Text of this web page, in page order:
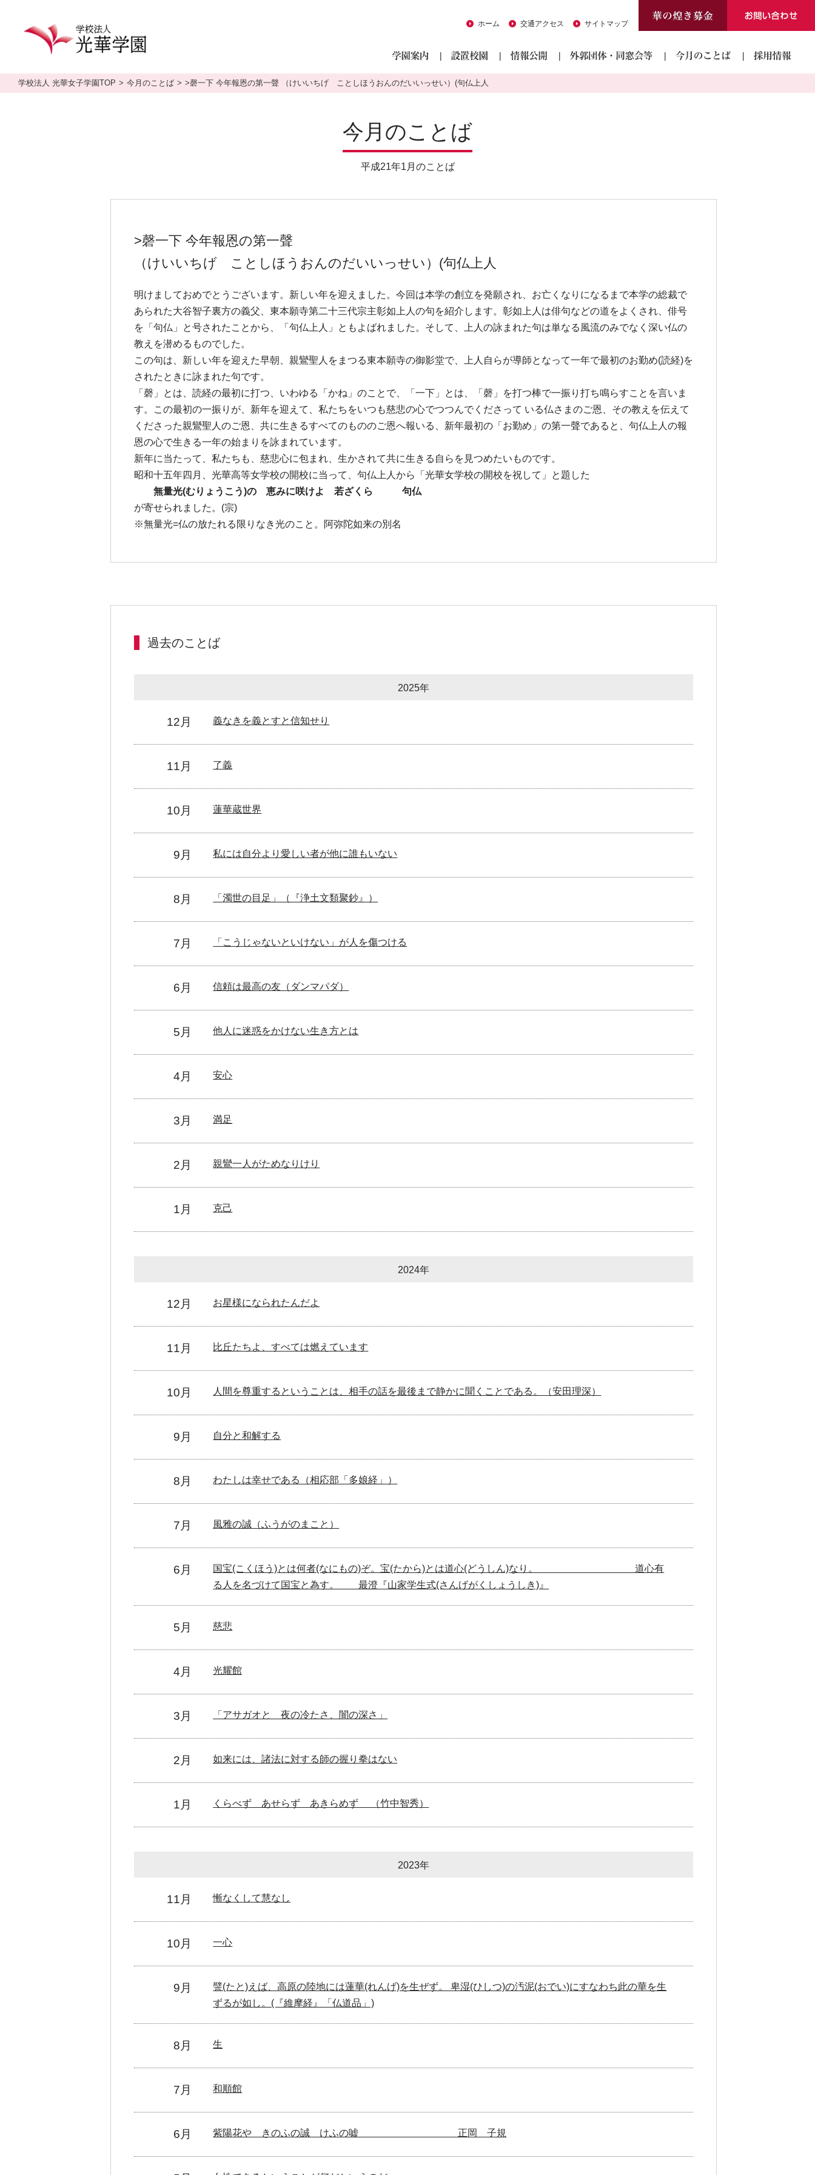
ホーム 交通アクセス サイトマップ
学校法人 光華女子学園TOP 今月のことば >磬一下 今年報恩の第一聲 （けいいちげ ことしほうおんのだいいっせい）(句仏上人
今月のことば
平成21年1月のことば
>磬一下 今年報恩の第一聲
（けいいちげ ことしほうおんのだいいっせい）(句仏上人
明けましておめでとうございます。新しい年を迎えました。今回は本学の創立を発願され、お亡くなりになるまで本学の総裁で
あられた大谷智子裏方の義父、東本願寺第二十三代宗主彰如上人の句を紹介します。彰如上人は俳句などの道をよくされ、俳号
を「句仏」と号されたことから、「句仏上人」ともよばれました。そして、上人の詠まれた句は単なる風流のみでなく深い仏の
教えを潜めるものでした。
この句は、新しい年を迎えた早朝、親鸞聖人をまつる東本願寺の御影堂で、上人自らが導師となって一年で最初のお勤め(読経)を
されたときに詠まれた句です。
「磬」とは、読経の最初に打つ、いわゆる「かね」のことで、「一下」とは、「磬」を打つ棒で一振り打ち鳴らすことを言いま
す。この最初の一振りが、新年を迎えて、私たちをいつも慈悲の心でつつんでくださって いる仏さまのご恩、その教えを伝えて
くださった親鸞聖人のご恩、共に生きるすべてのもののご恩へ報いる、新年最初の「お勤め」の第一聲であると、句仏上人の報
恩の心で生きる一年の始まりを詠まれています。
新年に当たって、私たちも、慈悲心に包まれ、生かされて共に生きる自らを見つめたいものです。
昭和十五年四月、光華高等女学校の開校に当って、句仏上人から「光華女学校の開校を祝して」と題した
無量光(むりょうこう)の 恵みに咲けよ 若ざくら 句仏
が寄せられました。(宗)
※無量光=仏の放たれる限りなき光のこと。阿弥陀如来の別名
過去のことば
2025年
12月 義なきを義とすと信知せり
11月 了義
10月 蓮華蔵世界
9月 私には自分より愛しい者が他に誰もいない
8月 「濁世の目足」（『浄土文類聚鈔』）
7月 「こうじゃないといけない」が人を傷つける
6月 信頼は最高の友（ダンマパダ）
5月 他人に迷惑をかけない生き方とは
4月 安心
3月 満足
2月 親鸞一人がためなりけり
1月 克己
2024年
12月 お星様になられたんだよ
11月 比丘たちよ、すべては燃えています
10月 人間を尊重するということは、相手の話を最後まで静かに聞くことである。（安田理深）
9月 自分と和解する
8月 わたしは幸せである（相応部「多娘経」）
7月 風雅の誠（ふうがのまこと）
6月
国宝(こくほう)とは何者(なにもの)ぞ。宝(たから)とは道心(どうしん)なり。 道心有
る人を名づけて国宝と為す。 最澄『山家学生式(さんげがくしょうしき)』
5月 慈悲
4月 光耀館
3月 「アサガオと 夜の冷たさ、闇の深さ」
2月 如来には、諸法に対する師の握り拳はない
1月 くらべず あせらず あきらめず （竹中智秀）
2023年
11月 慚なくして慧なし
10月 一心
9月
譬(たと)えば、高原の陸地には蓮華(れんげ)を生ぜず。 卑湿(ひしつ)の汚泥(おでい)にすなわち此の華を生
ずるが如し。(『維摩経』「仏道品」)
8月 生
7月 和順館
6月 紫陽花や きのふの誠 けふの嘘 正岡 子規